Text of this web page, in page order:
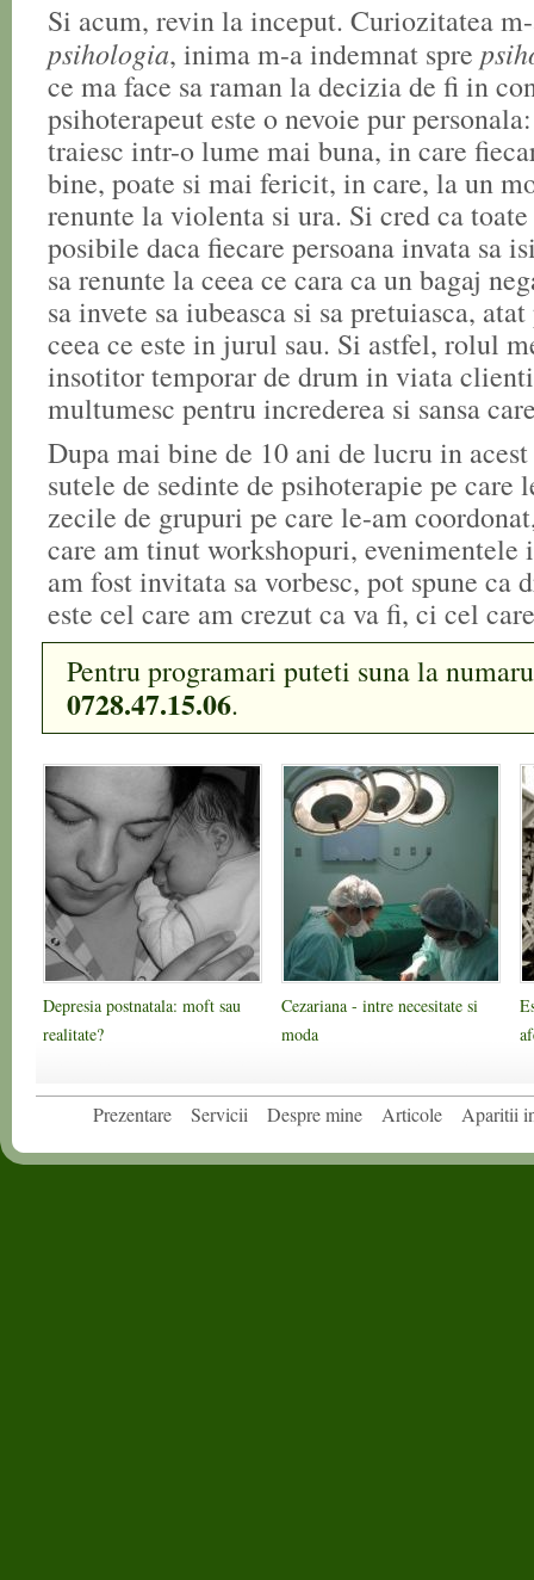
Si acum, revin la inceput. Curiozitatea
psihologia, inima m-a indemnat spre
ce ma face sa raman la decizia de fi in
psihoterapeut este o nevoie pur
traiesc intr-o lume mai buna, in care
bine, poate si mai fericit, in care, la un
renunte la violenta si ura. Si cred ca
posibile daca fiecare persoana invata sa
sa renunte la ceea ce cara ca un bagaj
sa invete sa iubeasca si sa pretuiasca,
ceea ce este in jurul sau. Si astfel, rolul
insotitor temporar de drum in viata
multumesc pentru increderea si sansa
Dupa mai bine de 10 ani de lucru in
sutele de sedinte de psihoterapie pe care
zecile de grupuri pe care le-am
care am tinut workshopuri, evenimentele
am fost invitata sa vorbesc, pot spune ca
este cel care am crezut ca va fi, ci cel
Pentru programari puteti suna la
0728.47.15.06.
Depresia postnatala: moft sau
realitate?
Cezariana - intre necesitate si
moda
Prezentare Servicii Despre mine Articole Aparitii